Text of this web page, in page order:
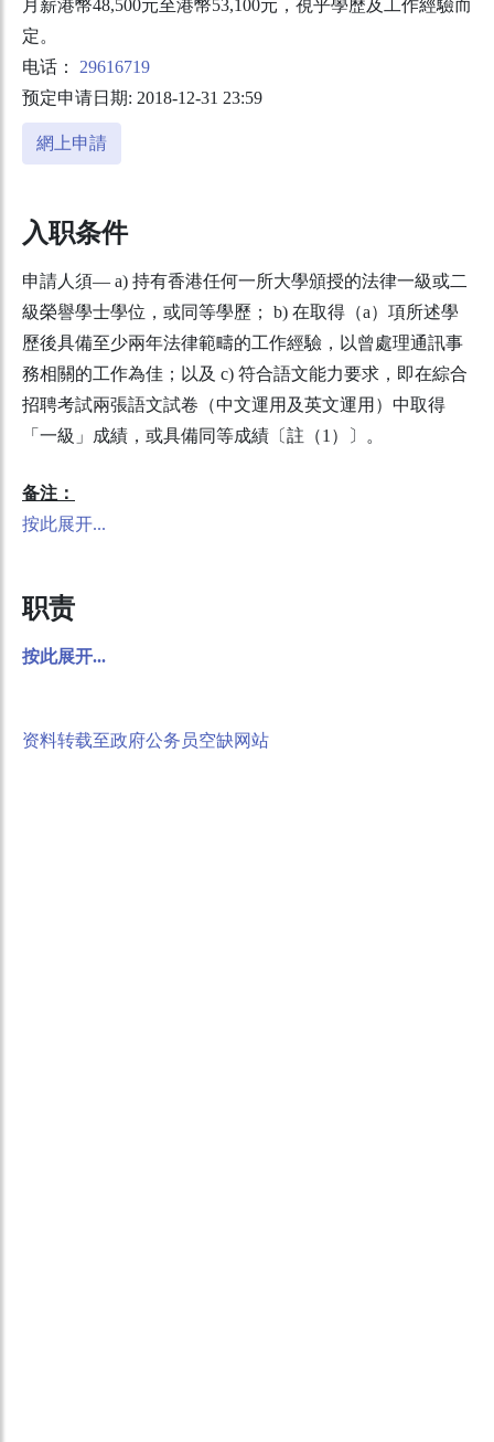
月薪港幣48,500元至港幣53,100元，視乎學歷及工作經驗而
定。
电话： 29616719
预定申请日期: 2018-12-31 23:59
網上申請
入职条件
申請人須― a) 持有香港任何一所大學頒授的法律一級或二
級榮譽學士學位，或同等學歷； b) 在取得（a）項所述學
歷後具備至少兩年法律範疇的工作經驗，以曾處理通訊事
務相關的工作為佳；以及 c) 符合語文能力要求，即在綜合
招聘考試兩張語文試卷（中文運用及英文運用）中取得
「一級」成績，或具備同等成績〔註（1）〕。
备注：
按此展开...
职责
按此展开...
资料转载至政府公务员空缺网站